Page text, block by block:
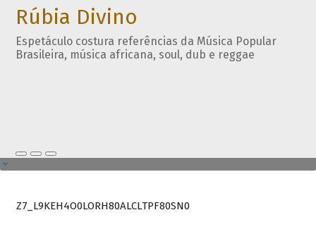
Rúbia Divino
Espetáculo costura referências da Música Popular
Brasileira, música africana, soul, dub e reggae
Z7_L9KEH4O0LORH80ALCLTPF80SN0